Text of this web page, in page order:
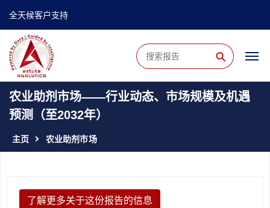
全天候客户支持
⚲
农业助剂市场——行业动态、市场规模及机遇
预测（至2032年）
主页 农业助剂市场
了解更多关于这份报告的信息